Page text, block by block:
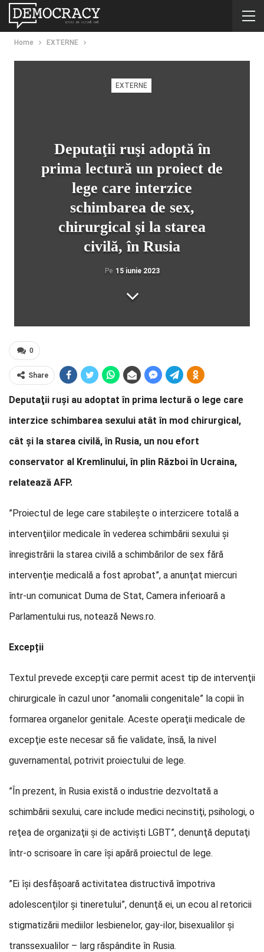
Home EXTERNE
EXTERNE
Deputaţii ruşi adoptă în
prima lectură un proiect de
lege care interzice
schimbarea de sex,
chirurgical şi la starea
civilă, în Rusia
Pe 15 iunie 2023
0
Share
Deputaţii ruşi au adoptat în prima lectură o lege care
interzice schimbarea sexului atât în mod chirurgical,
cât şi la starea civilă, în Rusia, un nou efort
conservator al Kremlinului, în plin Război în Ucraina,
relatează AFP.
”Proiectul de lege care stabileşte o interzicere totală a
intervenţiilor medicale în vederea schimbării sexului şi
înregistrării la starea civilă a schimbărilor de sex fără
intervenţie medicală a fost aprobat”, a anunţat miercuri
într-un comunicat Duma de Stat, Camera inferioară a
Parlamentului rus, notează News.ro.
Excepții
Textul prevede excepţii care permit acest tip de intervenţii
chirurgicale în cazul unor ”anomalii congenitale” la copii în
formarea organelor genitale. Aceste operaţii medicale de
excepţie este necesar să fie validate, însă, la nivel
guvernamental, potrivit proiectului de lege.
”În prezent, în Rusia există o industrie dezvoltată a
schimbării sexului, care include medici necinstiţi, psihologi, o
reţea de organizaţii şi de activişti LGBT”, denunţă deputaţi
într-o scrisoare în care îşi apără proiectul de lege.
”Ei îşi desfăşoară activitatea distructivă împotriva
adolescenţilor şi tineretului”, denunţă ei, un ecou al retoricii
stigmatizării mediilor lesbienelor, gay-ilor, bisexualilor şi
transsexualilor – larg răspândite în Rusia.